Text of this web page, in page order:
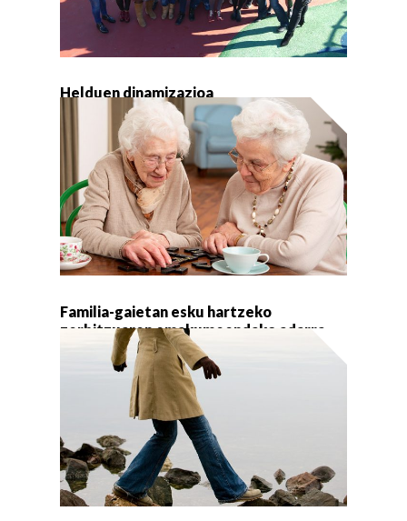
Helduen dinamizazioa
Familia-gaietan esku hartzeko
zerbitzuaren emakumeendako adarra